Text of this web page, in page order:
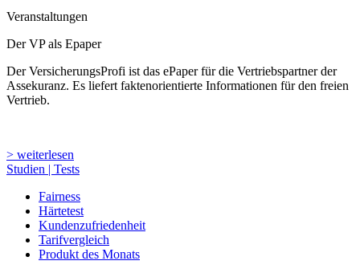
Veranstaltungen
Der VP als Epaper
Der VersicherungsProfi ist das ePaper für die Vertriebspartner der
Assekuranz. Es liefert faktenorientierte Informationen für den freien
Vertrieb.
> weiterlesen
Studien | Tests
Fairness
Härtetest
Kundenzufriedenheit
Tarifvergleich
Produkt des Monats